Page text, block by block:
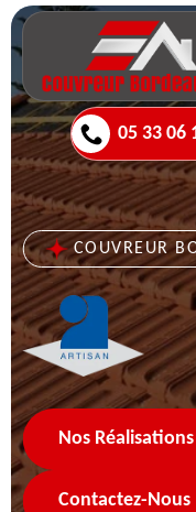
05 33 06
COUVREUR
Nos Réalisations
Contactez-Nous